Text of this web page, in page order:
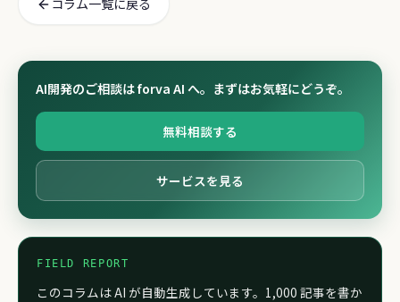
コラム一覧に戻る
AI開発のご相談は forva AI へ。まずはお気軽にどうぞ。
無料相談する
サービスを見る
FIELD REPORT
このコラムは AI が自動生成しています。1,000 記事を書か